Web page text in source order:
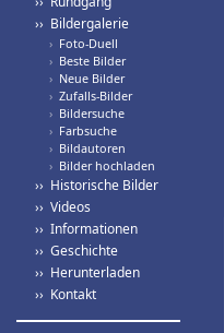
›› Bildergalerie
› Foto-Duell
› Beste Bilder
› Neue Bilder
› Zufalls-Bilder
› Bildersuche
› Farbsuche
› Bildautoren
› Bilder hochladen
›› Historische Bilder
›› Videos
›› Informationen
›› Geschichte
›› Herunterladen
›› Kontakt